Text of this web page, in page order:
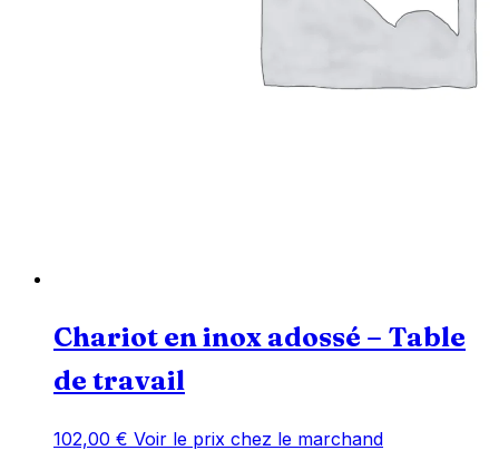
Chariot en inox adossé – Table
de travail
102,00 € Voir le prix chez le marchand